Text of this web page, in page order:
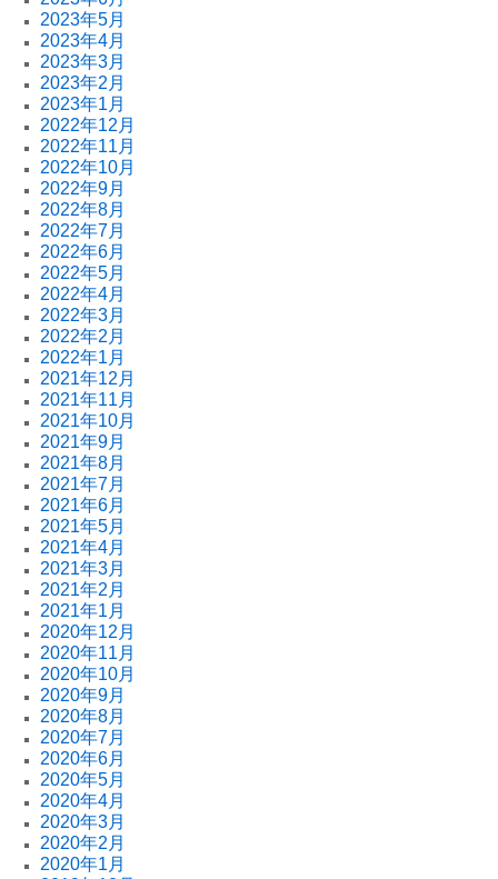
2023年5月
2023年4月
2023年3月
2023年2月
2023年1月
2022年12月
2022年11月
2022年10月
2022年9月
2022年8月
2022年7月
2022年6月
2022年5月
2022年4月
2022年3月
2022年2月
2022年1月
2021年12月
2021年11月
2021年10月
2021年9月
2021年8月
2021年7月
2021年6月
2021年5月
2021年4月
2021年3月
2021年2月
2021年1月
2020年12月
2020年11月
2020年10月
2020年9月
2020年8月
2020年7月
2020年6月
2020年5月
2020年4月
2020年3月
2020年2月
2020年1月